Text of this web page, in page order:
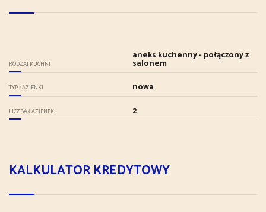
RODZAJ KUCHNI
aneks kuchenny - połączony z
salonem
TYP ŁAZIENKI nowa
LICZBA ŁAZIENEK 2
KALKULATOR KREDYTOWY